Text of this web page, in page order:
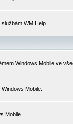
WM Help.
Windows Mobile ve
Mobile.
Mobile.